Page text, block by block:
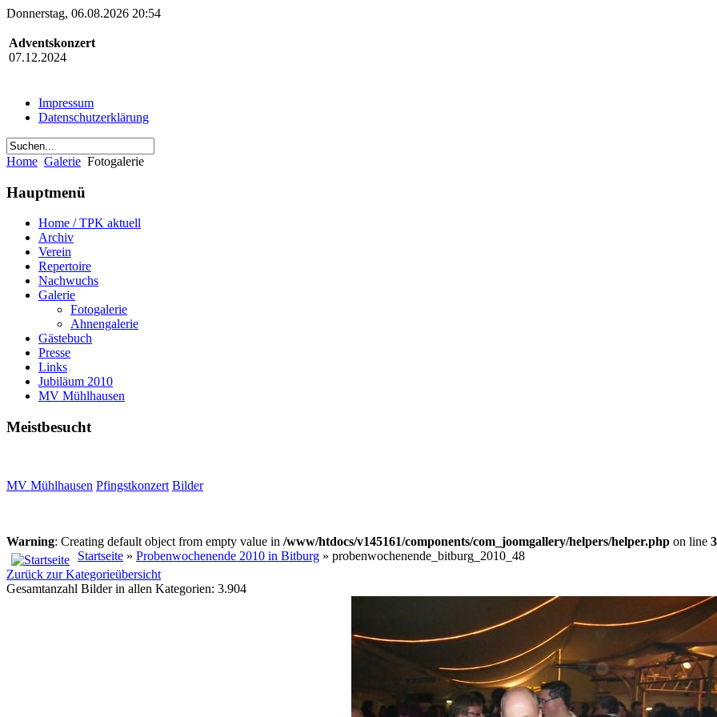
Donnerstag, 06.08.2026 20:54
Adventskonzert
07.12.2024
Impressum
Datenschutzerklärung
Home Galerie Fotogalerie
Hauptmenü
Home / TPK aktuell
Archiv
Verein
Repertoire
Nachwuchs
Galerie
Fotogalerie
Ahnengalerie
Gästebuch
Presse
Links
Jubiläum 2010
MV Mühlhausen
Meistbesucht
MV Mühlhausen Pfingstkonzert Bilder
Warning: Creating default object from empty value in /www/htdocs/v145161/components/com_joomgallery/helpers/helper.php on line
Startseite » Probenwochenende 2010 in Bitburg » probenwochenende_bitburg_2010_48
Zurück zur Kategorieübersicht
Gesamtanzahl Bilder in allen Kategorien: 3.904